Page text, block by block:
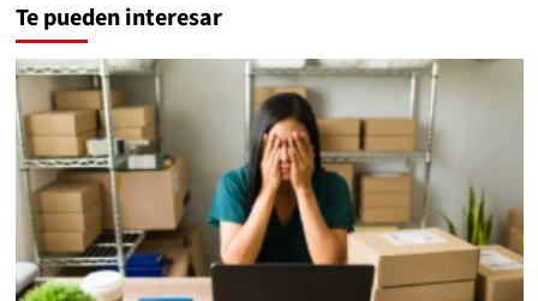
Te pueden interesar